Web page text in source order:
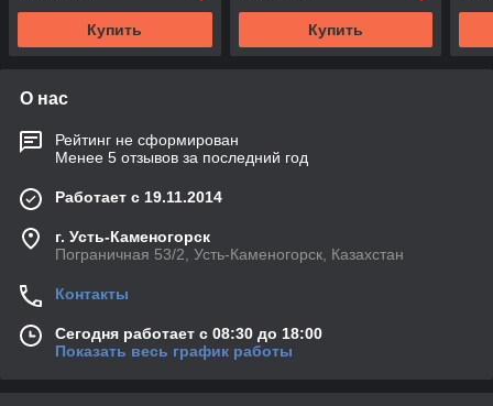
Купить Купить
О нас
Рейтинг не сформирован
Менее 5 отзывов за последний год
Работает с 19.11.2014
г. Усть-Каменогорск
Пограничная 53/2, Усть-Каменогорск, Казахстан
Контакты
Сегодня работает с 08:30 до 18:00
Показать весь график работы